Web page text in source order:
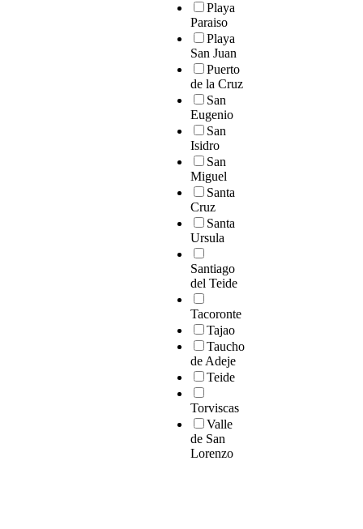
Playa
Paraiso
Playa
San Juan
Puerto
de la Cruz
San
Eugenio
San
Isidro
San
Miguel
Santa
Cruz
Santa
Ursula
Santiago
del Teide
Tacoronte
Tajao
Taucho
de Adeje
Teide
Torviscas
Valle
de San
Lorenzo